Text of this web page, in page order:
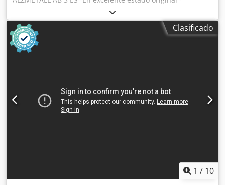
Capacidad de perforación / acero máx. 35 mm -Alcance
aproximado: 280 mm -Tamaño de la mesa:
aproximadamente 600 x 470 mm -Carrera de perforación:
aproximadamente 180 mm -Cono: MK 3 -Regulación de
velocidad variable -Rango de velocidad: 65 - 1750 rpm -
Csdpfxozkv N To Apcjrf -Portabrocas -Documentación
Dimensiones: largo x ancho x alto: 1,2 x 0,8 x 2 metros /
Peso: aproximadamente 500 kg Salvo errores u omisiones.
Clasificado
1 / 10